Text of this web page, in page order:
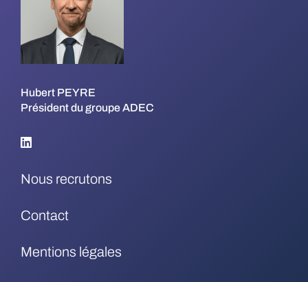
Hubert PEYRE
Président du groupe ADEC
Nous recrutons
Contact
Mentions légales